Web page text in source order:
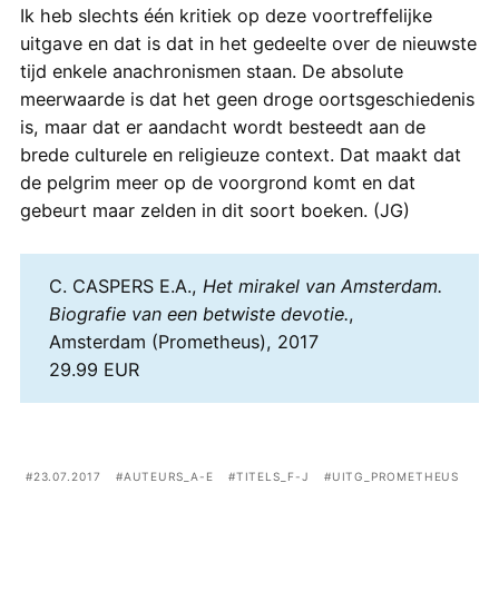
Ik heb slechts één kritiek op deze voortreffelijke
uitgave en dat is dat in het gedeelte over de nieuwste
tijd enkele anachronismen staan. De absolute
meerwaarde is dat het geen droge oortsgeschiedenis
is, maar dat er aandacht wordt besteedt aan de
brede culturele en religieuze context. Dat maakt dat
de pelgrim meer op de voorgrond komt en dat
gebeurt maar zelden in dit soort boeken. (JG)
C. CASPERS E.A., Het mirakel van Amsterdam.
Biografie van een betwiste devotie.,
Amsterdam (Prometheus), 2017
29.99 EUR
23.07.2017 AUTEURS_A-E TITELS_F-J UITG_PROMETHEUS